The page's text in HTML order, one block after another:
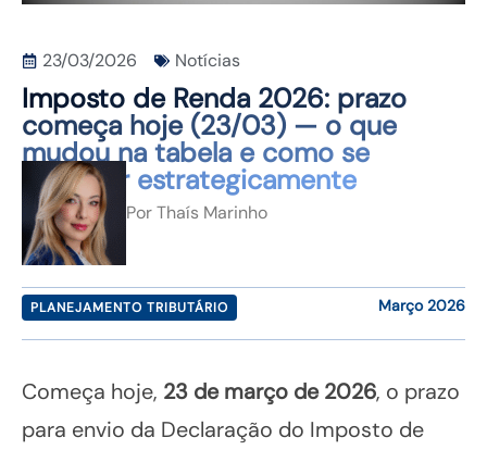
23/03/2026 Notícias
Imposto de Renda 2026: prazo
começa hoje (23/03) — o que
mudou na tabela e como se
preparar estrategicamente
PorThaís Marinho
PLANEJAMENTO TRIBUTÁRIO Março 2026
Começa hoje, 23 de março de 2026, o prazo
para envio da Declaração do Imposto de